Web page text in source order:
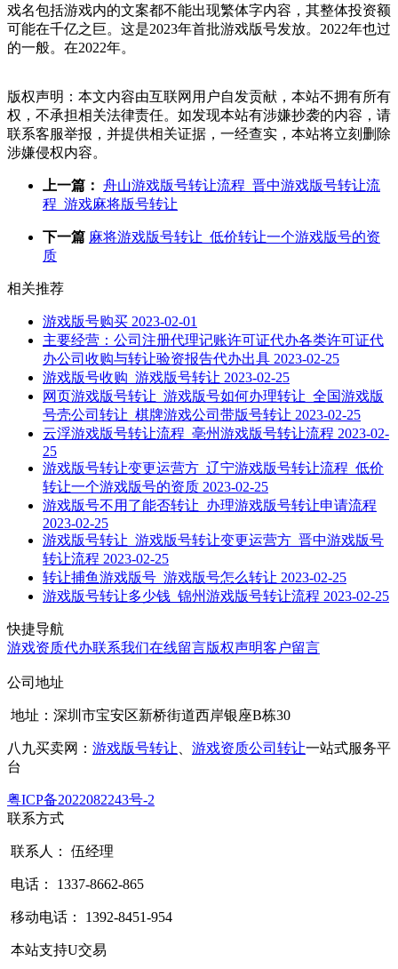
戏名包括游戏内的文案都不能出现繁体字内容，其整体投资额
可能在千亿之巨。这是2023年首批游戏版号发放。2022年也过
的一般。在2022年。
版权声明：本文内容由互联网用户自发贡献，本站不拥有所有
权，不承担相关法律责任。如发现本站有涉嫌抄袭的内容，请
联系客服举报，并提供相关证据，一经查实，本站将立刻删除
涉嫌侵权内容。
上一篇： 舟山游戏版号转让流程_晋中游戏版号转让流
程_游戏麻将版号转让
下一篇 麻将游戏版号转让_低价转让一个游戏版号的资
质
相关推荐
游戏版号购买 2023-02-01
主要经营：公司注册代理记账许可证代办各类许可证代
办公司收购与转让验资报告代办出具 2023-02-25
游戏版号收购_游戏版号转让 2023-02-25
网页游戏版号转让_游戏版号如何办理转让_全国游戏版
号壳公司转让_棋牌游戏公司带版号转让 2023-02-25
云浮游戏版号转让流程_亳州游戏版号转让流程 2023-02-
25
游戏版号转让变更运营方_辽宁游戏版号转让流程_低价
转让一个游戏版号的资质 2023-02-25
游戏版号不用了能否转让_办理游戏版号转让申请流程
2023-02-25
游戏版号转让_游戏版号转让变更运营方_晋中游戏版号
转让流程 2023-02-25
转让捕鱼游戏版号_游戏版号怎么转让 2023-02-25
游戏版号转让多少钱_锦州游戏版号转让流程 2023-02-25
快捷导航
游戏资质代办联系我们在线留言版权声明客户留言
公司地址
地址：深圳市宝安区新桥街道西岸银座B栋30
八九买卖网： 游戏版号转让 游戏资质公司转让一站式服务平
台
粤ICP备2022082243号-2
联系方式
联系人： 伍经理
电话： 1337-8662-865
移动电话： 1392-8451-954
本站支持U交易